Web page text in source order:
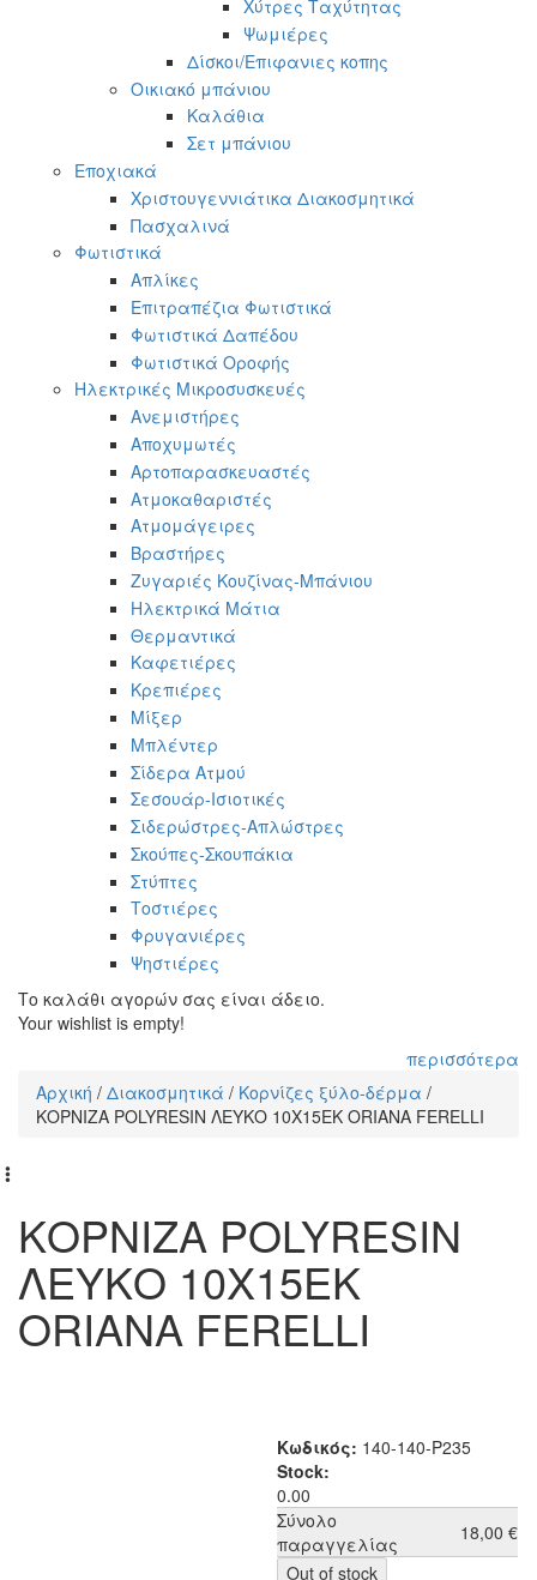
Χύτρες Ταχύτητας
Ψωμιέρες
Δίσκοι/Επιφανιες κοπης
Οικιακό μπάνιου
Καλάθια
Σετ μπάνιου
Εποχιακά
Χριστουγεννιάτικα Διακοσμητικά
Πασχαλινά
Φωτιστικά
Απλίκες
Επιτραπέζια Φωτιστικά
Φωτιστικά Δαπέδου
Φωτιστικά Οροφής
Ηλεκτρικές Μικροσυσκευές
Ανεμιστήρες
Αποχυμωτές
Αρτοπαρασκευαστές
Ατμοκαθαριστές
Ατμομάγειρες
Βραστήρες
Ζυγαριές Κουζίνας-Μπάνιου
Ηλεκτρικά Μάτια
Θερμαντικά
Καφετιέρες
Κρεπιέρες
Μίξερ
Μπλέντερ
Σίδερα Ατμού
Σεσουάρ-Ισιοτικές
Σιδερώστρες-Απλώστρες
Σκούπες-Σκουπάκια
Στύπτες
Τοστιέρες
Φρυγανιέρες
Ψηστιέρες
Το καλάθι αγορών σας είναι άδειο.
Your wishlist is empty!
περισσότερα
Είστε εδώ
Αρχική / Διακοσμητικά / Κορνίζες ξύλο-δέρμα /
ΚΟΡΝΙΖΑ POLYRESIN ΛΕΥΚΟ 10Χ15ΕΚ ORIANA FERELLI
ΚΟΡΝΙΖΑ POLYRESIN
ΛΕΥΚΟ 10Χ15ΕΚ
ORIANA FERELLI
Κωδικός: 140-140-P235
Stock:
0.00
Σύνολο
παραγγελίας
18,00 €